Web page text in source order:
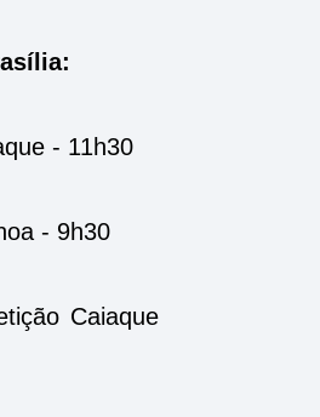
- 11h30
- 9h30
Caiaque